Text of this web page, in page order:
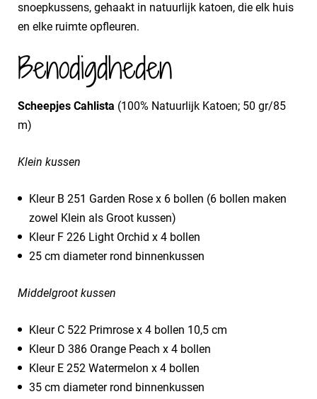
snoepkussens, gehaakt in natuurlijk katoen, die elk huis
en elke ruimte opfleuren.
Benodigdheden
Scheepjes Cahlista (100% Natuurlijk Katoen; 50 gr/85
m)
Klein kussen
​Kleur B 251 Garden Rose x 6 bollen (6 bollen maken
zowel Klein als Groot kussen)
Kleur F 226 Light Orchid x 4 bollen
25 cm diameter rond binnenkussen
Middelgroot kussen
​Kleur C 522 Primrose x 4 bollen 10,5 cm
Kleur D 386 Orange Peach x 4 bollen
Kleur E 252 Watermelon x 4 bollen
35 cm diameter rond binnenkussen